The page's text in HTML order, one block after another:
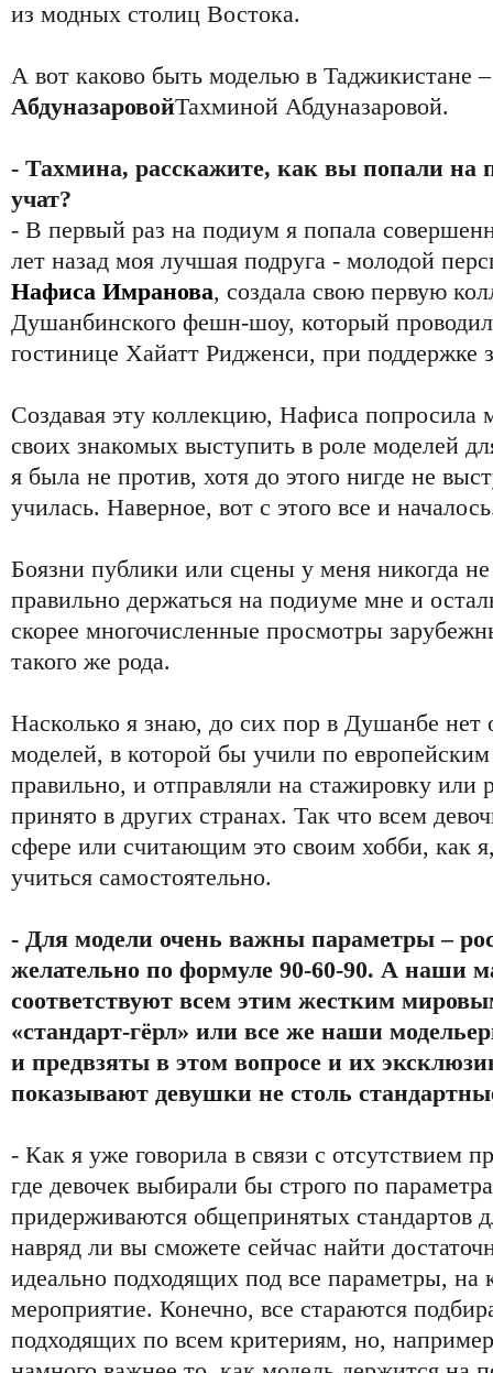
из модных столиц Востока.
А вот каково быть моделью в Таджикистане
АбдуназаровойТахминой Абдуназаровой.
- Тахмина, расскажите, как вы попали на
учат?
- В первый раз на подиум я попала
лет назад моя лучшая подруга - молодой
Нафиса Имранова, создала свою первую
Душанбинского фешн-шоу, который
гостинице Хайатт Ридженси, при поддержке
Создавая эту коллекцию, Нафиса попросила
своих знакомых выступить в роле моделей
я была не против, хотя до этого нигде не
училась. Наверное, вот с этого все и
Боязни публики или сцены у меня никогда
правильно держаться на подиуме мне и
скорее многочисленные просмотры
такого же рода.
Насколько я знаю, до сих пор в Душанбе
моделей, в которой бы учили по европейским
правильно, и отправляли на стажировку или
принято в других странах. Так что всем
сфере или считающим это своим хобби, как
учиться самостоятельно.
- Для модели очень важны параметры –
желательно по формуле 90-60-90. А наши
соответствуют всем этим жестким
«стандарт-гёрл» или все же наши
и предвзяты в этом вопросе и их
показывают девушки не столь
- Как я уже говорила в связи с отсутствием
где девочек выбирали бы строго по
придерживаются общепринятых стандартов
навряд ли вы сможете сейчас найти
идеально подходящих под все параметры, на
мероприятие. Конечно, все стараются
подходящих по всем критериям, но,